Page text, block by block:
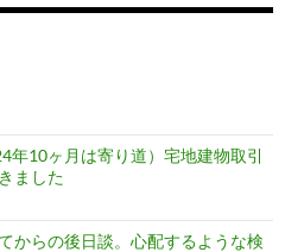
年10ヶ月は寄り道）宅地建物取引
ました
からの後日談。心配するような検